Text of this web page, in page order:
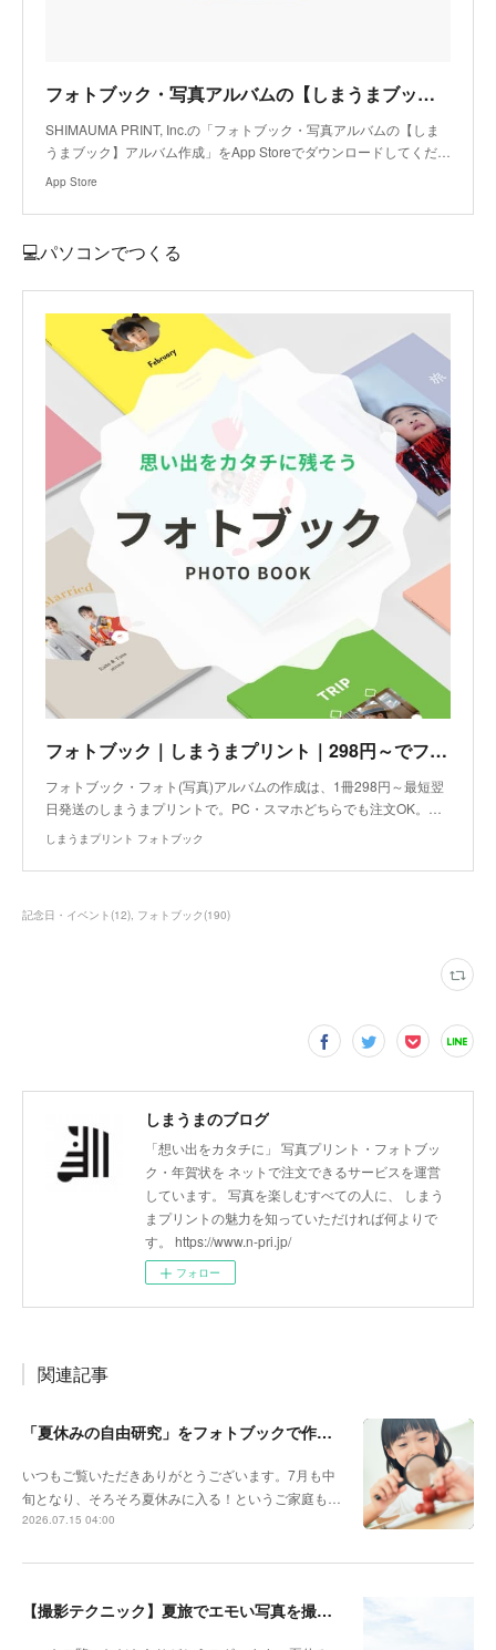
フォトブック・写真アルバムの【しまうまブック】アルバム作成アプリ - App Store
SHIMAUMA PRINT, Inc.の「フォトブック・写真アルバムの【しま
うまブック】アルバム作成」をApp Storeでダウンロードしてくだ…
App Store
💻パソコンでつくる
フォトブック｜しまうまプリント｜298円～でフォト(写真)アルバムを作成
フォトブック・フォト(写真)アルバムの作成は、1冊298円～最短翌
日発送のしまうまプリントで。PC・スマホどちらでも注文OK。…
しまうまプリント フォトブック
記念日・イベント (12) フォトブック (190)
しまうまのブログ
「想い出をカタチに」 写真プリント・フォトブッ
ク・年賀状を ネットで注文できるサービスを運営
しています。 写真を楽しむすべての人に、 しまう
まプリントの魅力を知っていただければ何よりで
す。 https://www.n-pri.jp/
フォロー
関連記事
「夏休みの自由研究」をフォトブックで作ろう🔎
いつもご覧いただきありがとうございます。7月も中
旬となり、そろそろ夏休みに入る！というご家庭も…
2026.07.15 04:00
【撮影テクニック】夏旅でエモい写真を撮るポイント！